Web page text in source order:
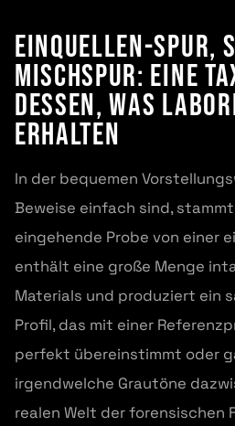
Einquellen-Spur,
Mischspur: Eine
dessen, was
erhalten
In der bequemen
Beweise einfach sind,
eingehende Probe von einer
enthält eine große Menge
Materials und produziert ein
Profil, das mit einer
perfekt übereinstimmt oder
irgendwelche Grautöne
realen Welt der forensischen